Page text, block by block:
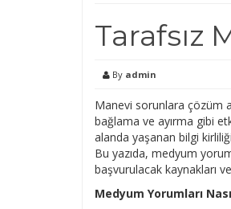
Tarafsız
By admin
Manevi sorunlara çözüm
bağlama ve ayırma gibi
alanda yaşanan bilgi
Bu yazıda, medyum
başvurulacak kaynakları
Medyum Yorumları